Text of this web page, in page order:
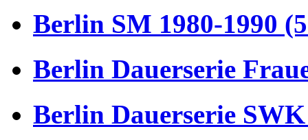
Berlin SM 1980-1990
Berlin Dauerserie
Berlin Dauerserie